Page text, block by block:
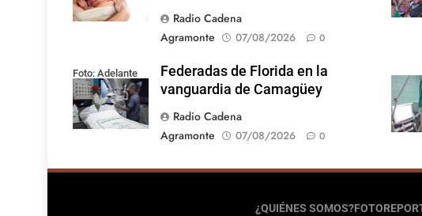
Radio Cadena
Agramonte
07/08/2026 0
Foto: Adelante
Federadas de Florida en la
vanguardia de Camagüey
Radio Cadena
Agramonte
07/08/2026 0
¿QUIÉNES SOMOS?